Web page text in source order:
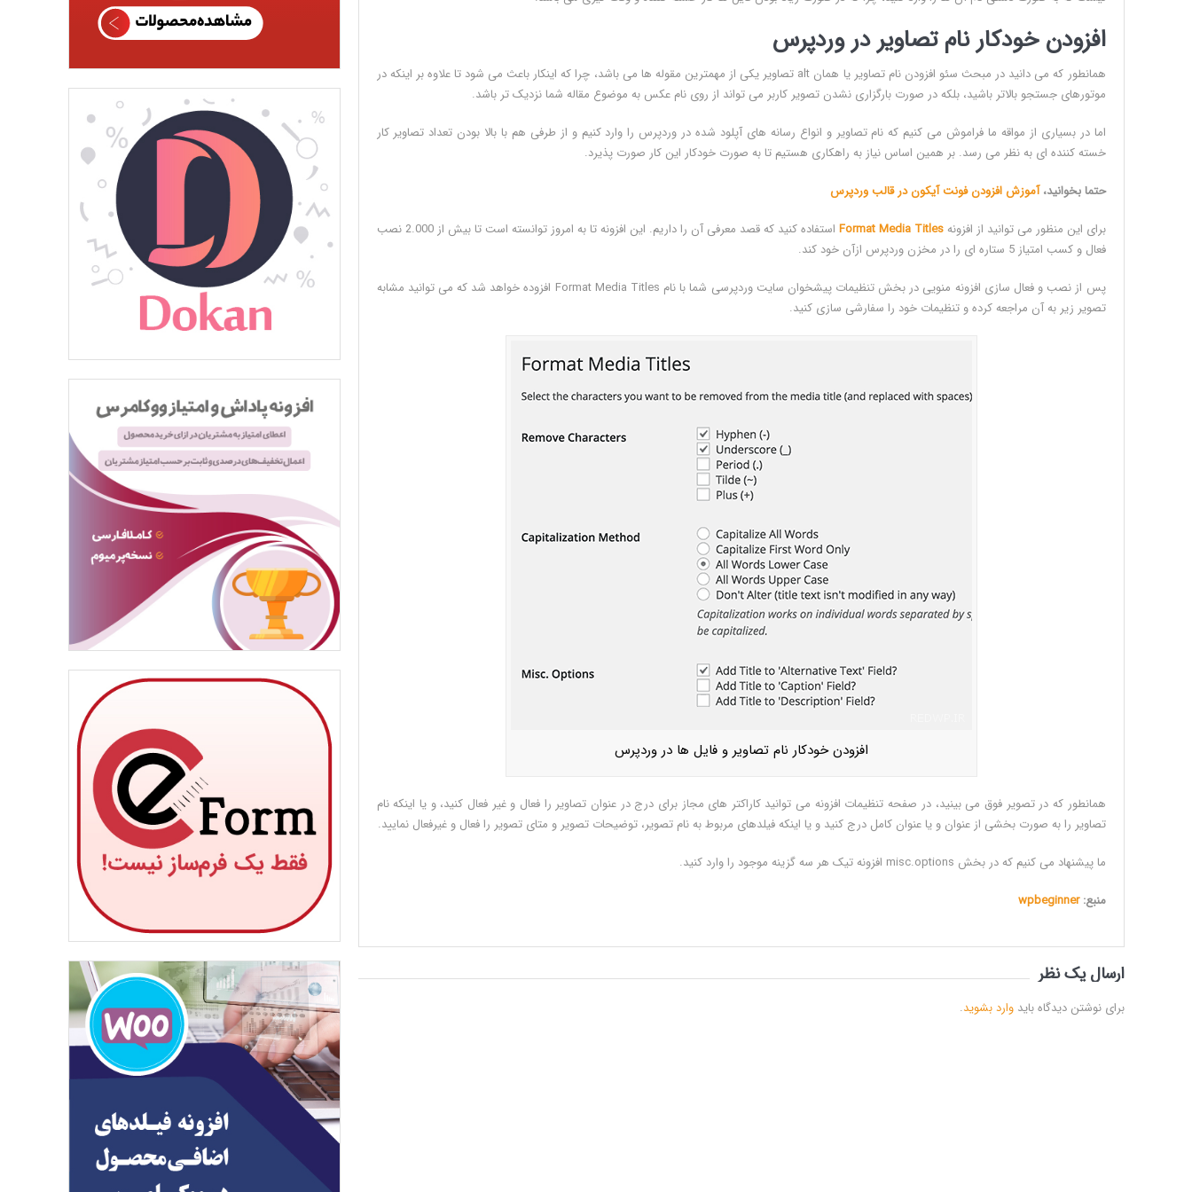
افزودن خودکار نام تصاویر در وردپرس
همانطور که می دانید در مبحث سئو افزودن نام تصاویر یا همان alt تصاویر یکی از مهمترین مقوله ها می باشد، چرا که اینکار باعث می شود تا علاوه بر اینکه در
موتورهای جستجو بالاتر باشید، بلکه در صورت بارگزاری نشدن تصویر کاربر می تواند از روی نام عکس به موضوع مقاله شما نزدیک تر باشد.
اما در بسیاری از مواقه ما فراموش می کنیم که نام تصاویر و انواع رسانه های آپلود شده در وردپرس را وارد کنیم و از طرفی هم با بالا بودن تعداد تصاویر کار
خسته کننده ای به نظر می رسد. بر همین اساس نیاز به راهکاری هستیم تا به صورت خودکار این کار صورت پذیرد.
حتما بخوانید،آموزش افزودن فونت آیکون در قالب وردپرس
برای این منظور می توانید از افزونهFormat Media Titles
استفاده کنید که قصد معرفی آن را داریم. این افزونه تا به امروز توانسته است تا بیش از 2.000 نصب
فعال و کسب امتیاز 5 ستاره ای را در مخزن وردپرس ازآن خود کند.
پس از نصب و فعال سازی افزونه منویی در بخش تنظیمات پیشخوان سایت وردپرسی شما با نام Format Media Titles افزوده خواهد شد که می توانید مشابه
تصویر زیر به آن مراجعه کرده و تنظیمات خود را سفارشی سازی کنید.
افزودن خودکار نام تصاویر و فایل ها در وردپرس
همانطور که در تصویر فوق می بینید، در صفحه تنظیمات افزونه می توانید کاراکتر های مجاز برای درج در عنوان تصاویر را فعال و غیر فعال کنید، و یا اینکه نام
تصاویر را به صورت بخشی از عنوان و یا عنوان کامل درج کنید و یا اینکه فیلدهای مربوط به نام تصویر، توضیحات تصویر و متای تصویر را فعال و غیرفعال نمایید.
ما پیشنهاد می کنیم که در بخش misc.options افزونه تیک هر سه گزینه موجود را وارد کنید.
منبع:wpbeginner
ارسال یک نظر
برای نوشتن دیدگاه بایدوارد بشوید.